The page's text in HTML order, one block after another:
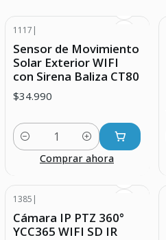
1117 |
Sensor de Movimiento
Solar Exterior WIFI
con Sirena Baliza CT80
$34.990
Cantidad
Comprar ahora
1385 |
Cámara IP PTZ 360°
YCC365 WIFI SD IR